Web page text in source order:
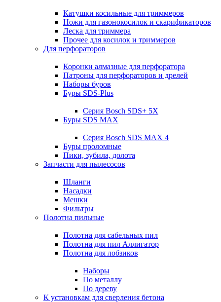
Катушки косильные для триммеров
Ножи для газонокосилок и скарификаторов
Леска для триммера
Прочее для косилок и триммеров
Для перфораторов
Коронки алмазные для перфоратора
Патроны для перфораторов и дрелей
Наборы буров
Буры SDS-Plus
Серия Bosch SDS+ 5X
Буры SDS MAX
Серия Bosch SDS MAX 4
Буры проломные
Пики, зубила, долота
Запчасти для пылесосов
Шланги
Насадки
Мешки
Фильтры
Полотна пильные
Полотна для сабельных пил
Полотна для пил Аллигатор
Полотна для лобзиков
Наборы
По металлу
По дереву
К установкам для сверления бетона